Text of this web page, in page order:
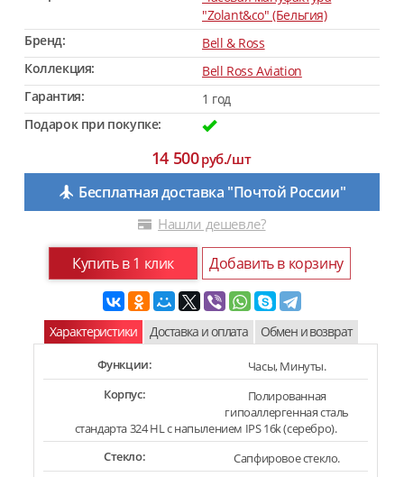
"Zolant&co" (Бельгия)
Бренд:
Bell & Ross
Коллекция:
Bell Ross Aviation
Гарантия:
1 год
Подарок при покупке:
14 500руб./шт
Бесплатная доставка "Почтой России"
Нашли дешевле?
Купить в 1 клик Добавить в корзину
Характеристики Доставка и оплата Обмен и возврат
Функции:
Часы, Минуты.
Корпус:
Полированная
гипоаллергенная сталь
стандарта 324 HL с напылением IPS 16k (серебро).
Стекло:
Сапфировое стекло.